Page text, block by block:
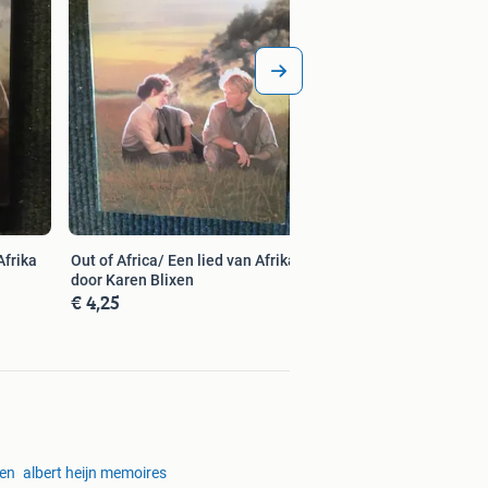
Out of Africa/ Een lied van Afrika ;
door Karen Blixen
€ 4,25
albert heijn memoires